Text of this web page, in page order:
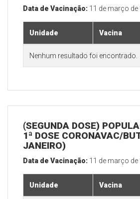
Data de Vacinação: 11 de março de
Unidade Vacina
Nenhum resultado foi encontrado.
(SEGUNDA DOSE)
1ª DOSE CORONAVAC/
JANEIRO)
Data de Vacinação: 11 de março de
Unidade Vacina